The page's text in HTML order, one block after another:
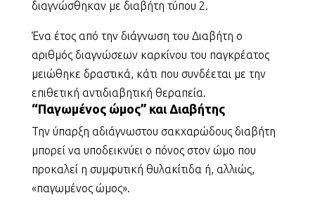
διαγνώσθηκαν με διαβήτη τύπου 2.
Ένα έτος από την διάγνωση του Διαβήτη ο
αριθμός διαγνώσεων καρκίνου του παγκρέατος
μειώθηκε δραστικά, κάτι που συνδέεται με την
επιθετική αντιδιαβητική θεραπεία.
“Παγωμένος ώμος” και Διαβήτης
Την ύπαρξη αδιάγνωστου σακχαρώδους διαβήτη
μπορεί να υποδεικνύει ο πόνος στον ώμο που
προκαλεί η συμφυτική θυλακίτιδα ή, αλλιώς,
«παγωμένος ώμος».